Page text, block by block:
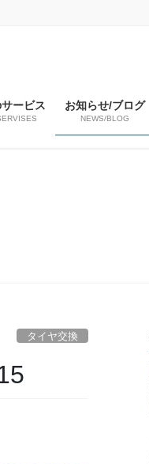
ービス お知らせ/ブログ
NEWS/BLOG
タイヤ交換